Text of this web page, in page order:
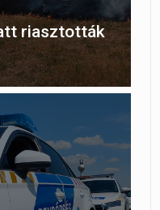
riasztották